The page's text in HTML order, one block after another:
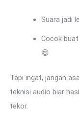
Suara jadi
Cocok
😄
Tapi ingat, jangan
teknisi audio biar
tekor.